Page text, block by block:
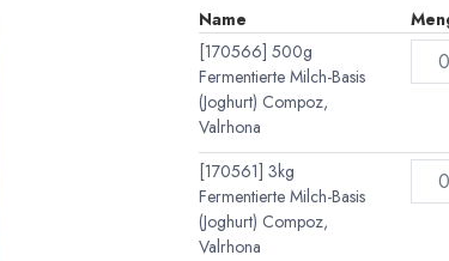
Name
[170566] 500g
Fermentierte Milch-Basis
(Joghurt) Compoz,
Valrhona
[170561] 3kg
Fermentierte Milch-Basis
(Joghurt) Compoz,
Valrhona